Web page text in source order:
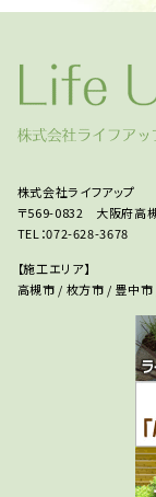
株式会社ライフアップ
〒569-0832 大阪府高
TEL：072-628-3678
【施工エリア】
高槻市 / 枚方市 / 豊中